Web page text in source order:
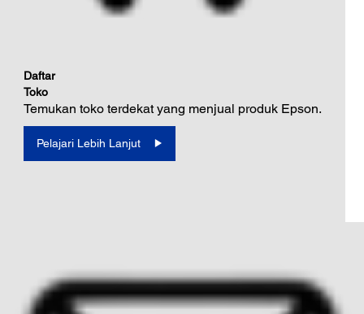
Daftar
Toko
Temukan toko terdekat yang menjual produk Epson.
Pelajari Lebih Lanjut